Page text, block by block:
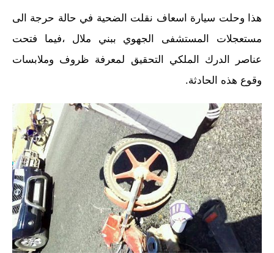
هذا وحلت سيارة اسعاف نقلت الضحية في حالة حرجة الى
مستعجلات المستشفى الجهوي ببني ملال ،فيما فتحت
عناصر الدرك الملكي التحقيق لمعرفة ظروف وملابسات
وقوع هذه الحادثة.